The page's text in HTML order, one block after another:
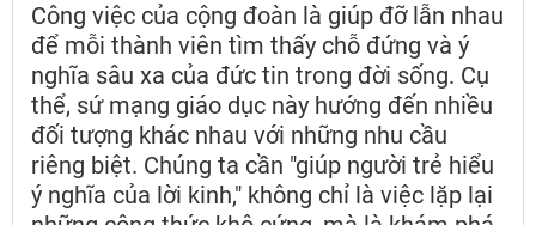
Công việc của cộng đoàn là giúp đỡ lẫn nhau
để mỗi thành viên tìm thấy chỗ đứng và ý
nghĩa sâu xa của đức tin trong đời sống. Cụ
thể, sứ mạng giáo dục này hướng đến nhiều
đối tượng khác nhau với những nhu cầu
riêng biệt. Chúng ta cần "giúp người trẻ hiểu
ý nghĩa của lời kinh," không chỉ là việc lặp lại